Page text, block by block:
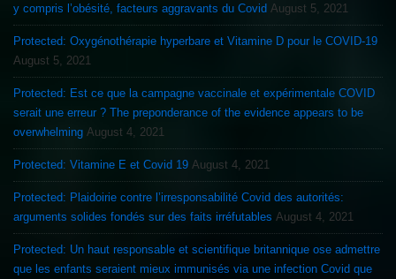
y compris l’obésité, facteurs aggravants du Covid August 5, 2021
Protected: Oxygénothérapie hyperbare et Vitamine D pour le COVID-19
August 5, 2021
Protected: Est ce que la campagne vaccinale et expérimentale COVID
serait une erreur ? The preponderance of the evidence appears to be
overwhelming August 4, 2021
Protected: Vitamine E et Covid 19 August 4, 2021
Protected: Plaidoirie contre l’irresponsabilité Covid des autorités:
arguments solides fondés sur des faits irréfutables August 4, 2021
Protected: Un haut responsable et scientifique britannique ose admettre
que les enfants seraient mieux immunisés via une infection Covid que